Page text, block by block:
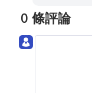
0 條評論